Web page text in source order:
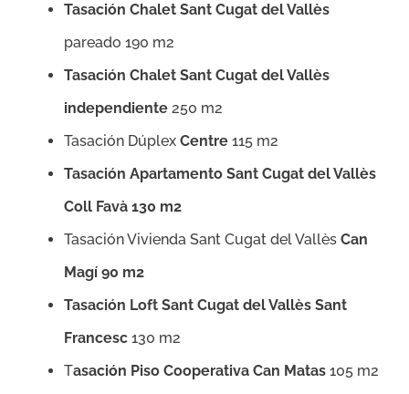
Tasación Chalet Sant Cugat del Vallès
pareado 190 m2
Tasación Chalet Sant Cugat del Vallès
independiente 250 m2
Tasación Dúplex Centre 115 m2
Tasación Apartamento Sant Cugat del Vallès
Coll Favà 130 m2
Tasación Vivienda Sant Cugat del Vallès Can
Magí 90 m2
Tasación Loft Sant Cugat del Vallès Sant
Francesc 130 m2
Tasación Piso Cooperativa Can Matas 105 m2